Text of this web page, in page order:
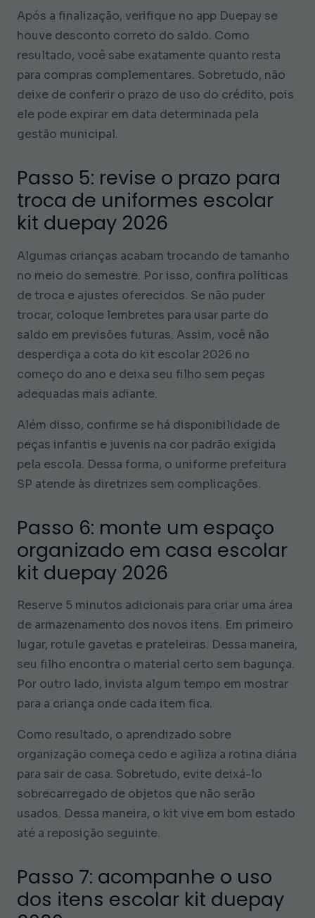
Após a finalização, verifique no app Duepay se
houve desconto correto do saldo. Como
resultado, você sabe exatamente quanto resta
para compras complementares. Sobretudo, não
deixe de conferir o prazo de uso do crédito, pois
ele pode expirar em data determinada pela
gestão municipal.
Passo 5: revise o prazo para
troca de uniformes escolar
kit duepay 2026
Algumas crianças acabam trocando de tamanho
no meio do semestre. Por isso, confira políticas
de troca e ajustes oferecidos. Se não puder
trocar, coloque lembretes para usar parte do
saldo em previsões futuras. Assim, você não
desperdiça a cota do kit escolar 2026 no
começo do ano e deixa seu filho sem peças
adequadas mais adiante.
Além disso, confirme se há disponibilidade de
peças infantis e juvenis na cor padrão exigida
pela escola. Dessa forma, o uniforme prefeitura
SP atende às diretrizes sem complicações.
Passo 6: monte um espaço
organizado em casa escolar
kit duepay 2026
Reserve 5 minutos adicionais para criar uma área
de armazenamento dos novos itens. Em primeiro
lugar, rotule gavetas e prateleiras. Dessa maneira,
seu filho encontra o material certo sem bagunça.
Por outro lado, invista algum tempo em mostrar
para a criança onde cada item fica.
Como resultado, o aprendizado sobre
organização começa cedo e agiliza a rotina diária
para sair de casa. Sobretudo, evite deixá-lo
sobrecarregado de objetos que não serão
usados. Dessa maneira, o kit vive em bom estado
até a reposição seguinte.
Passo 7: acompanhe o uso
dos itens escolar kit duepay